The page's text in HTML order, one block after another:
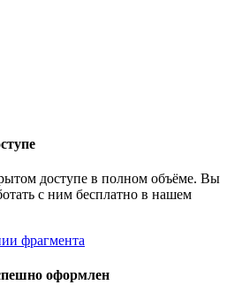
доступе в полном объёме. Вы
с ним бесплатно в нашем
фрагмента
оформлен